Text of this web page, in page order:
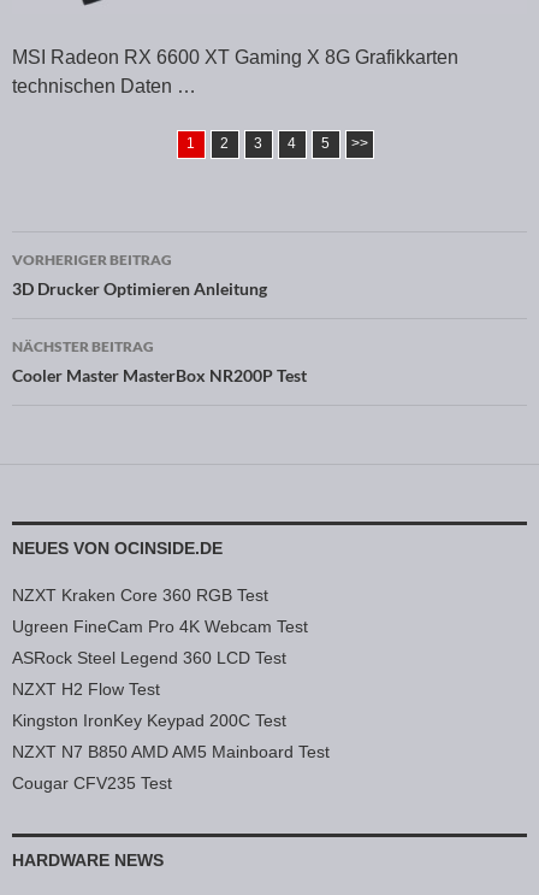
MSI Radeon RX 6600 XT Gaming X 8G Grafikkarten
technischen Daten …
1 2 3 4 5 >>
Beitragsnavigation
VORHERIGER BEITRAG
3D Drucker Optimieren Anleitung
NÄCHSTER BEITRAG
Cooler Master MasterBox NR200P Test
NEUES VON OCINSIDE.DE
NZXT Kraken Core 360 RGB Test
Ugreen FineCam Pro 4K Webcam Test
ASRock Steel Legend 360 LCD Test
NZXT H2 Flow Test
Kingston IronKey Keypad 200C Test
NZXT N7 B850 AMD AM5 Mainboard Test
Cougar CFV235 Test
HARDWARE NEWS